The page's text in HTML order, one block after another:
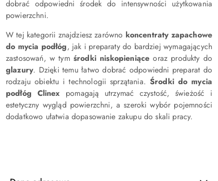
dobrać odpowiedni środek do intensywności użytkowania
powierzchni.
W tej kategorii znajdziesz zarówno koncentraty zapachowe
do mycia podłóg, jak i preparaty do bardziej wymagających
zastosowań, w tym środki niskopieniące oraz produkty do
glazury. Dzięki temu łatwo dobrać odpowiedni preparat do
rodzaju obiektu i technologii sprzątania. Środki do mycia
podłóg Clinex pomagają utrzymać czystość, świeżość i
estetyczny wygląd powierzchni, a szeroki wybór pojemności
dodatkowo ułatwia dopasowanie zakupu do skali pracy.